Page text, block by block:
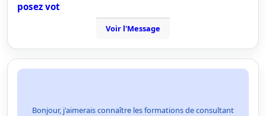
posez vot
Voir l'Message
Bonjour, j'aimerais connaître les formations de consultant